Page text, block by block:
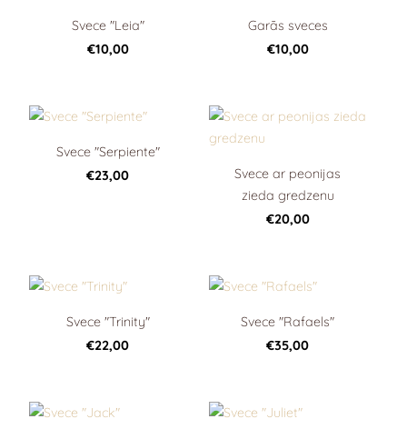
Svece "Leia"
€10,00
Garās sveces
€10,00
Svece "Serpiente"
€23,00
Svece ar peonijas
zieda gredzenu
€20,00
Svece "Trinity"
€22,00
Svece "Rafaels"
€35,00